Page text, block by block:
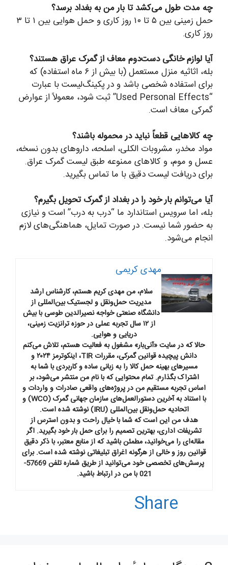
چه مدت طول می‌کشد تا بار من به بغداد برسد؟
حمل زمینی بین ۵ تا ۱۰ روز کاری و حمل هوایی بین ۱ تا ۳
روز کاری.
آیا لوازم خانگی دست‌دوم معاف از گمرک عراق هستند؟
بله، اثاثیه منزل مستعمل (با بیش از ۶ ماه استفاده) که
برای استفاده شخصی باشد و در پکینگ‌لیست با عبارت
“Used Personal Effects” ثبت شود، معمولاً از عوارض
گمرکی معاف است.
چه کالاهایی قطعاً نباید در محموله باشند؟
مواد مخدر، مشروبات الکلی، اسلحه، داروهای بدون نسخه،
عسل و موم، و کالاهای ممنوعه طبق لیست گمرک عراق.
برای دریافت لیست دقیق با ما تماس بگیرید.
آیا می‌توانم بار خود را در بغداد از گمرک تحویل بگیرم؟
بله، اما سرویس استاندارد ما “درب به درب” است و نیازی
به حضور شما نیست. در صورت تمایل، هماهنگی‌های لازم
انجام می‌شود.
مهدی کریمی
سلام، من مهدی کریم هستم، کارشناس ارشد
مدیریت حمل‌ونقل و لجستیک بین‌المللی از
دانشگاه صنعتی خواجه نصیرالدین طوسی با بیش
از ۱۲ سال تجربه عملی در حوزه ترانزیت زمینی،
دریایی و هوایی.
حالا که در سایت «آنی‌بار» مشغول به فعالیت هستم، تلاش می‌کنم
دانش پیچیده قوانین گمرکی، مقررات TIR، اینکوترمز ۲۰۲۴ و
مسیرهای بهینه حمل کالا را به زبانی ساده و کاربردی با شما به
اشتراک بگذارم. تمام محتوایی که با نام من منتشر می‌شود، بر
اساس تجربه مستقیم من در پروژه‌های واقعی صادرات و واردات و
با استناد به آخرین دستورالعمل‌های سازمان جهانی گمرک (WCO) و
اتحادیه حمل‌ونقل بین‌المللی (IRU) نوشته شده است.
هدف من این است که شما با خیال راحت و بدون استرس از
تشریفات اداری، بهترین تصمیم را برای حمل بار خود بگیرید. اگر
مقاله‌ای را می‌خوانید، مطمئن باشید که از منابع معتبر، با ذکر دقیق
قوانین روز و خالی از هرگونه اغراق تبلیغاتی نوشته شده است. برای
پرسش‌های تخصصی خود می‌توانید از طریق شماره تلفن 57669-
021 با من در ارتباط باشید.
Share